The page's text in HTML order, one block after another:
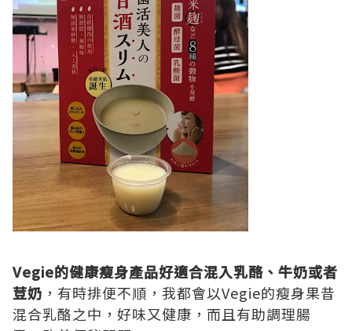
Vegie的健康瘦身產品好適合混入乳酪、牛奶或者
荳奶 ，有時排便不順，我都會以Vegie的瘦身果昔
混合乳酪之中，好味又健康，而且有助調理腸